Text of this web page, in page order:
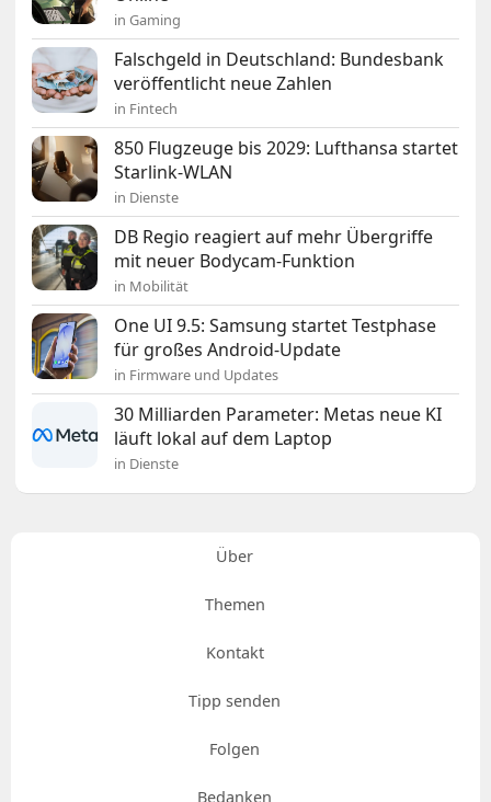
in Gaming
Falschgeld in Deutschland: Bundesbank
veröffentlicht neue Zahlen
in Fintech
850 Flugzeuge bis 2029: Lufthansa startet
Starlink-WLAN
in Dienste
DB Regio reagiert auf mehr Übergriffe
mit neuer Bodycam-Funktion
in Mobilität
One UI 9.5: Samsung startet Testphase
für großes Android-Update
in Firmware und Updates
30 Milliarden Parameter: Metas neue KI
läuft lokal auf dem Laptop
in Dienste
Über
Themen
Kontakt
Tipp senden
Folgen
Bedanken